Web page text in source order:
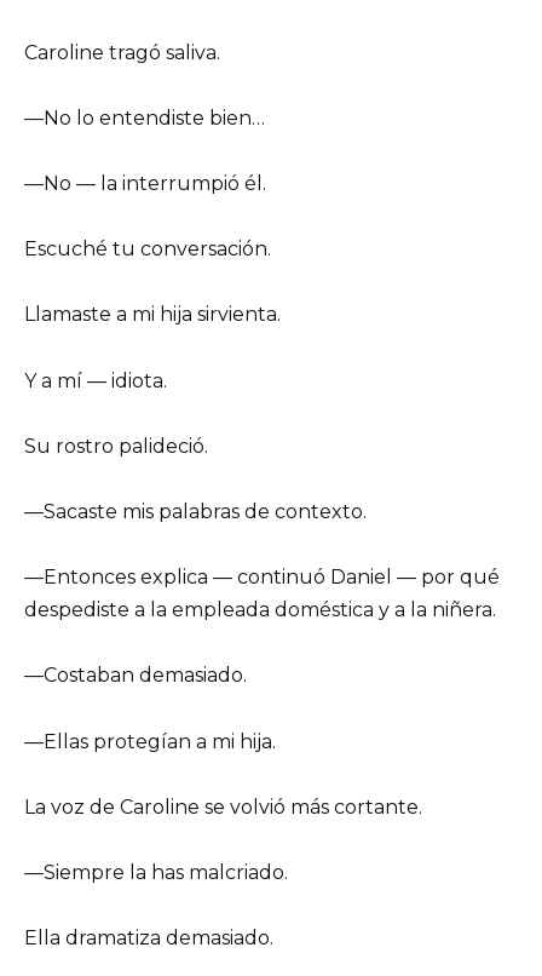
Caroline tragó saliva.
—No lo entendiste bien…
—No — la interrumpió él.
Escuché tu conversación.
Llamaste a mi hija sirvienta.
Y a mí — idiota.
Su rostro palideció.
—Sacaste mis palabras de contexto.
—Entonces explica — continuó Daniel — por qué
despediste a la empleada doméstica y a la niñera.
—Costaban demasiado.
—Ellas protegían a mi hija.
La voz de Caroline se volvió más cortante.
—Siempre la has malcriado.
Ella dramatiza demasiado.